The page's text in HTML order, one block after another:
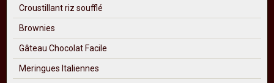
Croustillant riz soufflé
Brownies
Gâteau Chocolat Facile
Meringues Italiennes